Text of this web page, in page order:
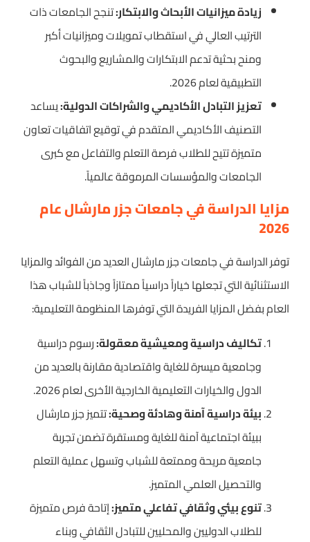
زيادة ميزانيات الأبحاث والابتكار:تنجح الجامعات ذات
الترتيب العالي في استقطاب تمويلات وميزانيات أكبر
ومنح بحثية تدعم الابتكارات والمشاريع والبحوث
التطبيقية لعام 2026.
تعزيز التبادل الأكاديمي والشراكات الدولية:يساعد
التصنيف الأكاديمي المتقدم في توقيع اتفاقيات تعاون
متميزة تتيح للطلاب فرصة التعلم والتفاعل مع كبرى
الجامعات والمؤسسات المرموقة عالمياً.
مزايا الدراسة في جامعات جزر مارشال عام
2026
توفر الدراسة في جامعات جزر مارشال العديد من الفوائد والمزايا
الاستثنائية التي تجعلها خياراً دراسياً ممتازاً وجاذباً للشباب هذا
العام بفضل المزايا الفريدة التي توفرها المنظومة التعليمية:
تكاليف دراسية ومعيشية معقولة:رسوم دراسية
وجامعية ميسرة للغاية واقتصادية مقارنة بالعديد من
الدول والخيارات التعليمية الخارجية الأخرى لعام 2026.
بيئة دراسية آمنة وهادئة وصحية:تتميز جزر مارشال
ببيئة اجتماعية آمنة للغاية ومستقرة تضمن تجربة
جامعية مريحة وممتعة للشباب وتسهل عملية التعلم
والتحصيل العلمي المتميز.
تنوع بيئي وثقافي تفاعلي متميز:إتاحة فرص متميزة
للطلاب الدوليين والمحليين للتبادل الثقافي وبناء